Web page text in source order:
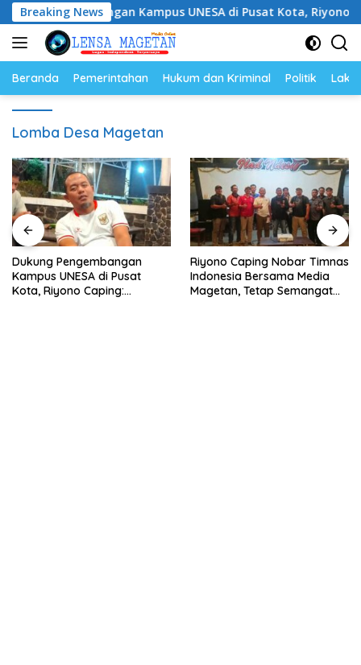
Langsung
ke
konten
Breaking NewsKampus UNESA di Pusat Kota, Riyono Caping:
Beranda Pemerintahan Hukum dan Kriminal Politik
Lomba Desa Magetan
Dukung Pengembangan
Kampus UNESA di Pusat
Kota, Riyono Caping:
Riyono Caping Nobar Timnas
Indonesia Bersama Media
Magetan, Tetap Semangat